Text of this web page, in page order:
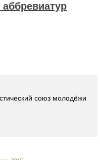
союз молодёжи